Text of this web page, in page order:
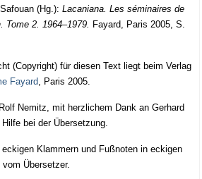
(Hg.): Laca­nia­na. Les sémi­n­aires de
Tome 2. 1964–1979. Fayard, Paris 2005, S.
(Copy­right) für die­sen Text liegt beim Ver­lag
Fayard, Paris 2005.
Nemitz, mit herz­li­chem Dank an Ger­hard
bei der Übersetzung.
ecki­gen Klam­mern und Fuß­no­ten in ecki­gen
Übersetzer.